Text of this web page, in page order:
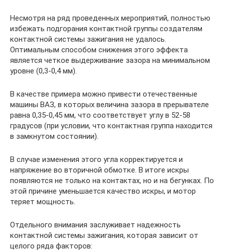
Несмотря на ряд проведенных мероприятий, полностью
избежать подгорания контактной группы создателям
контактной системы зажигания не удалось.
Оптимальным способом снижения этого эффекта
является четкое выдерживание зазора на минимальном
уровне (0,3-0,4 мм).
В качестве примера можно привести отечественные
машины ВАЗ, в которых величина зазора в прерывателе
равна 0,35-0,45 мм, что соответствует углу в 52-58
градусов (при условии, что контактная группа находится
в замкнутом состоянии).
В случае изменения этого угла корректируется и
напряжение во вторичной обмотке. В итоге искры
появляются не только на контактах, но и на бегунках. По
этой причине уменьшается качество искры, и мотор
теряет мощность.
Отдельного внимания заслуживает надежность
контактной системы зажигания, которая зависит от
целого ряда факторов: